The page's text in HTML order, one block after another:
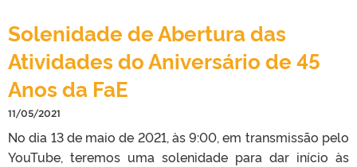
Solenidade de Abertura das
Atividades do Aniversário de 45
Anos da FaE
11/05/2021
No dia 13 de maio de 2021, às 9:00, em transmissão pelo
YouTube, teremos uma solenidade para dar início às